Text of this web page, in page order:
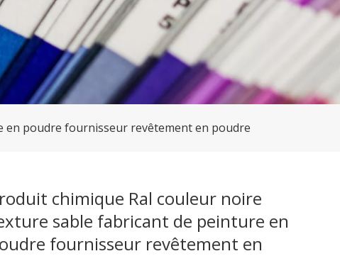
en poudre fournisseur revêtement en poudre
chimique Ral couleur noire
sable fabricant de peinture en
fournisseur revêtement en